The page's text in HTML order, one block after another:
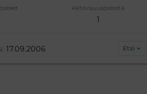
Aktiivisuuspisteitä
1
17.09.2006 Etsi